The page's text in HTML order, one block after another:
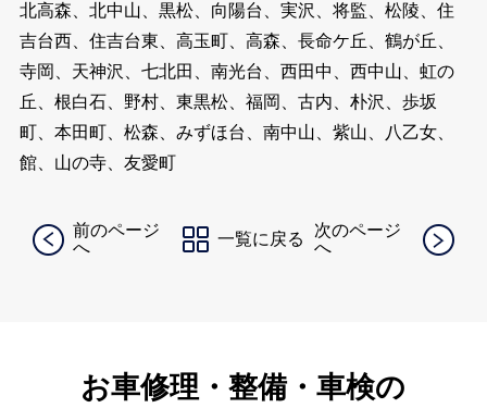
北高森、北中山、黒松、向陽台、実沢、将監、松陵、住
吉台西、住吉台東、高玉町、高森、長命ケ丘、鶴が丘、
寺岡、天神沢、七北田、南光台、西田中、西中山、虹の
丘、根白石、野村、東黒松、福岡、古内、朴沢、歩坂
町、本田町、松森、みずほ台、南中山、紫山、八乙女、
館、山の寺、友愛町
前のページ
へ
一覧に戻る
次のページ
へ
お車修理・整備・車検の